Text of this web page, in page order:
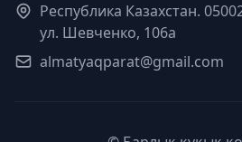
Республика Казахстан.
ул. Шевченко, 106а
almatyaqparat@gmail.com